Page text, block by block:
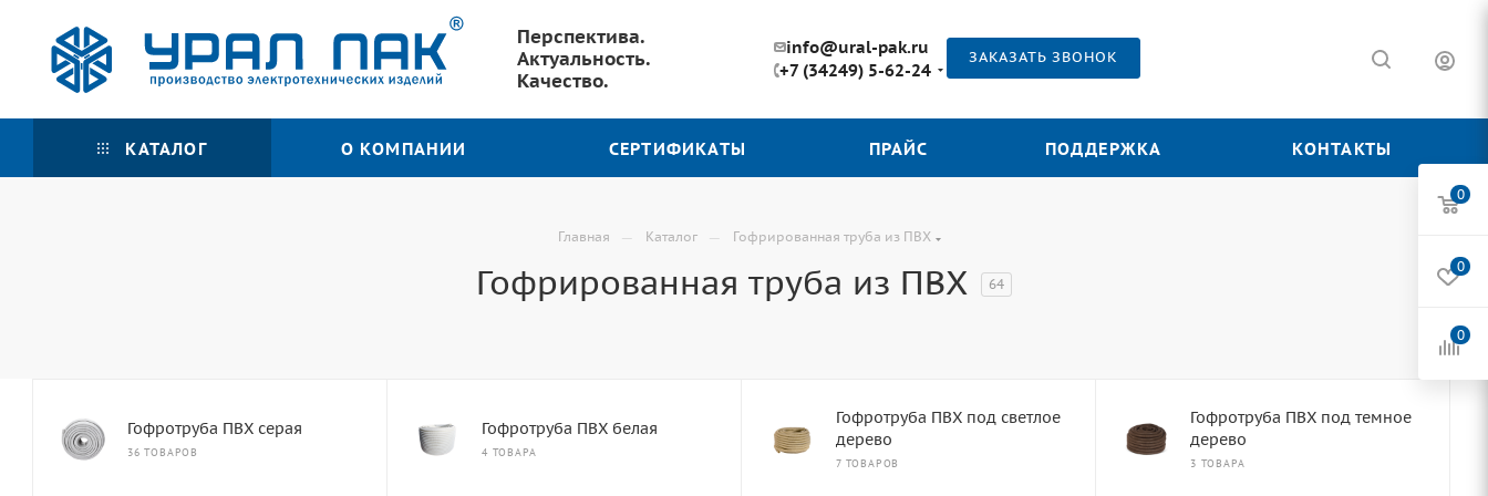
Перспектива.
Актуальность.
Качество.
info@ural-pak.ru
+7 (34249) 5-62-24
ЗАКАЗАТЬ ЗВОНОК
КАТАЛОГ О КОМПАНИИ СЕРТИФИКАТЫ ПРАЙС ПОДДЕРЖКА КОНТАКТЫ
Главная — Каталог — Гофрированная труба из ПВХ
Гофрированная труба из ПВХ 64
Гофротруба ПВХ серая
36 ТОВАРОВ
Гофротруба ПВХ белая
4 ТОВАРА
Гофротруба ПВХ под светлое
дерево
7 ТОВАРОВ
Гофротруба ПВХ под темное
дерево
3 ТОВАРА
0
0
0